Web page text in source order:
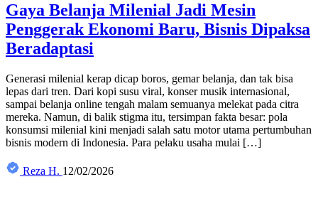
Gaya Belanja Milenial Jadi Mesin
Penggerak Ekonomi Baru, Bisnis Dipaksa
Beradaptasi
Generasi milenial kerap dicap boros, gemar belanja, dan tak bisa
lepas dari tren. Dari kopi susu viral, konser musik internasional,
sampai belanja online tengah malam semuanya melekat pada citra
mereka. Namun, di balik stigma itu, tersimpan fakta besar: pola
konsumsi milenial kini menjadi salah satu motor utama pertumbuhan
bisnis modern di Indonesia. Para pelaku usaha mulai […]
Reza H. 12/02/2026